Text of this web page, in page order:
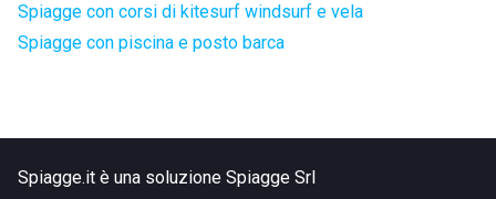
Spiagge con corsi di kitesurf windsurf e vela
Spiagge con piscina e posto barca
Spiagge.it è una soluzione Spiagge Srl